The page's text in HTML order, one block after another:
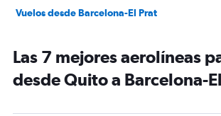
Vuelos desde Barcelona-El Prat
Las 7 mejores aerolíneas
desde Quito a Barcelona-